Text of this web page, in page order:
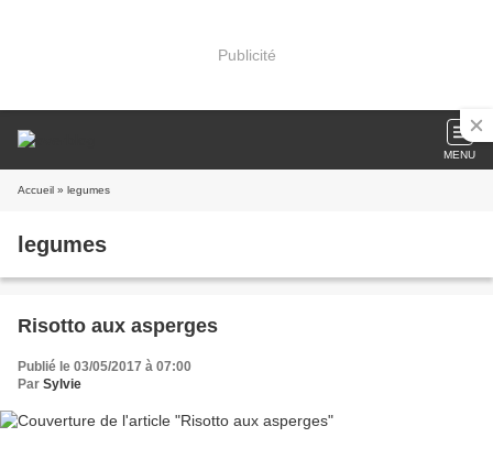
Publicité
MENU
Accueil » legumes
legumes
Risotto aux asperges
Publié le 03/05/2017 à 07:00
Par Sylvie